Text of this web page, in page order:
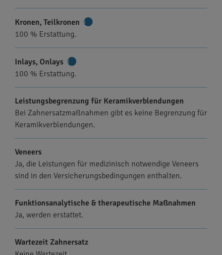
Kronen, Teilkronen
100 % Erstattung.
Inlays, Onlays
Informationen
100 % Erstattung.
Leistungsbegrenzung für Keramikverblendungen
Bei Zahnersatzmaßnahmen gibt es keine Begrenzung für
Keramikverblendungen.
Veneers
Ja, die Leistungen für medizinisch notwendige Veneers
sind in den Versicherungsbedingungen enthalten.
Funktionsanalytische & therapeutische Maßnahmen
Ja, werden erstattet.
Wartezeit Zahnersatz